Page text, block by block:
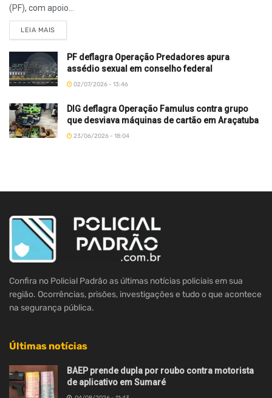
(PF), com apoio...
LEIA MAIS
PF deflagra Operação Predadores apura
assédio sexual em conselho federal
02/07/2026 - 13:46
DIG deflagra Operação Famulus contra grupo
que desviava máquinas de cartão em Araçatuba
23/06/2026 - 18:04
Confira no Policial Padrão as últimas notícias policiais em sua
região. Ocorrências, prisões, investigações e tudo o que acontece
na segurança pública.
Últimas notícias
BAEP prende dupla por roubo contra motorista
de aplicativo em Sumaré